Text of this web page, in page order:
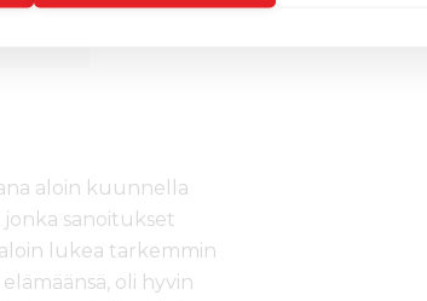
aloin kuunnella
jonka sanoitukset
lukea tarkemmin
oli hyvin